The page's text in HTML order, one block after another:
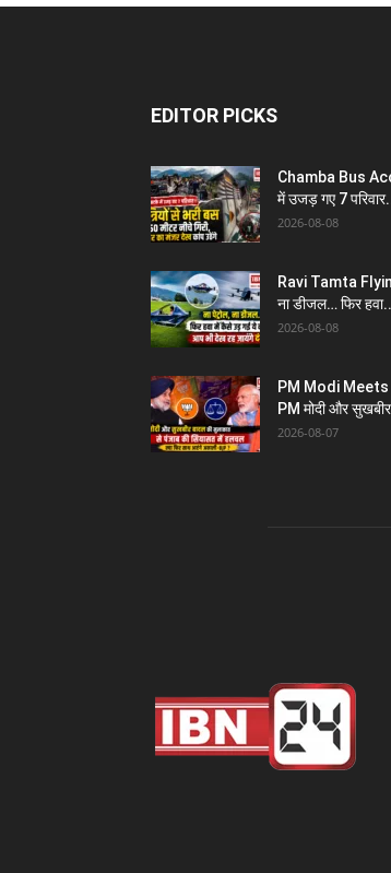
EDITOR PICKS
Chamba Bus
में उजड़ गए 7
2026-08-08
Ravi Tamta
ना डीजल… फिर
2026-08-08
PM Modi
PM मोदी और
2026-08-07